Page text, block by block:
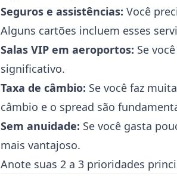
Seguros e assistências: Você
Alguns cartões incluem esses
Salas VIP em aeroportos: Se
significativo.
Taxa de câmbio: Se você faz
câmbio e o spread são
Sem anuidade: Se você gasta
mais vantajoso.
Anote suas 2 a 3 prioridades